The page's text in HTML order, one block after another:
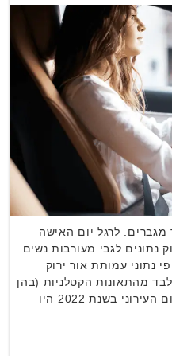
מגברים. לרגל יום האישה
נתונים לגבי מעורבות נשים
נתוני עמותת אור ירוק
על נתוני הלמ"ס, 9% בלבד מהתאונות הקטלניות (בהן
הרוג אחד לפחות) שהתרחשו בתחום העירוני בשנת 2022 היו